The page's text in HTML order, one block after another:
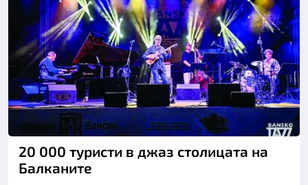
20 000 туристи в джаз столицата на
Балканите